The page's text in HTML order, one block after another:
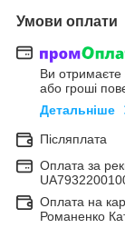
Умови оплати
Ви
або гроші
Детальніше
Післяплата
Оплата за
Оплата на
Романенко